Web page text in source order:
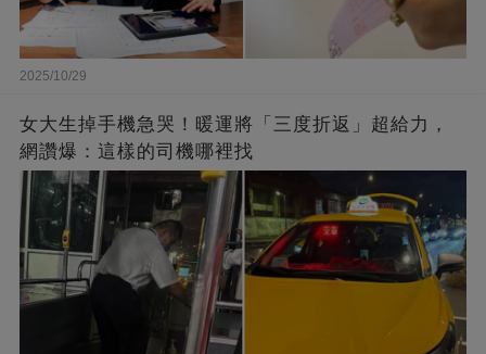
2025/10/29
女大生掉手機急哭！暖運將「三度折返」超給力，
網讚爆：這樣的司機哪裡找